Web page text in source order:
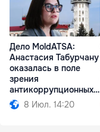
Дело MoldATSA:
Анастасия Табурчану
оказалась в поле
зрения
антикоррупционных
органов
8 Июл. 14:20